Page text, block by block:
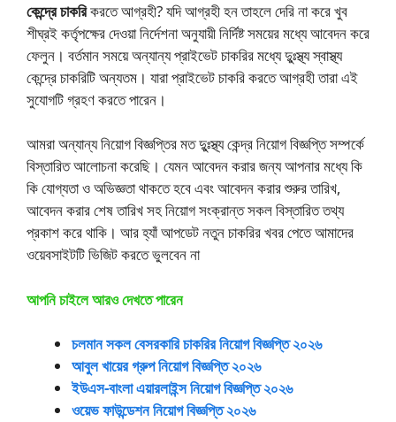
কেন্দ্রে চাকরিকরতে আগ্রহী? যদি আগ্রহী হন তাহলে দেরি না করে খুব
শীঘ্রই কর্তৃপক্ষের দেওয়া নির্দেশনা অনুযায়ী নির্দিষ্ট সময়ের মধ্যে আবেদন করে
ফেলুন। বর্তমান সময়ে অন্যান্য প্রাইভেট চাকরির মধ্যে দুুঃস্থ্য স্বাস্থ্য
কেন্দ্রে চাকরিটি অন্যতম। যারা প্রাইভেট চাকরি করতে আগ্রহী তারা এই
সুযোগটি গ্রহণ করতে পারেন।
আমরা অন্যান্য নিয়োগ বিজ্ঞপ্তির মত দুুঃস্থ্য কেন্দ্র নিয়োগ বিজ্ঞপ্তি সম্পর্কে
বিস্তারিত আলোচনা করেছি। যেমন আবেদন করার জন্য আপনার মধ্যে কি
কি যোগ্যতা ও অভিজ্ঞতা থাকতে হবে এবং আবেদন করার শুরুর তারিখ,
আবেদন করার শেষ তারিখ সহ নিয়োগ সংক্রান্ত সকল বিস্তারিত তথ্য
প্রকাশ করে থাকি। আর হ্যাঁ আপডেট নতুন চাকরির খবর পেতে আমাদের
ওয়েবসাইটটি ভিজিট করতে ভুলবেন না
আপনি চাইলে আরও দেখতে পারেন
চলমান সকল বেসরকারি চাকরির নিয়োগ বিজ্ঞপ্তি ২০২৬
আবুল খায়ের গ্রুপ নিয়োগ বিজ্ঞপ্তি ২০২৬
ইউএস-বাংলা এয়ারলাইন্স নিয়োগ বিজ্ঞপ্তি ২০২৬
ওয়েভ ফাউন্ডেশন নিয়োগ বিজ্ঞপ্তি ২০২৬